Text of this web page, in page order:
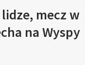
mecz w
na Wyspy